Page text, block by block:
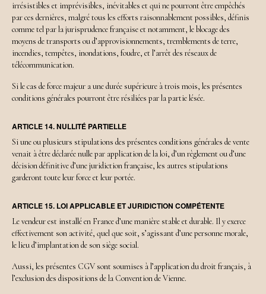
irrésistibles et imprévisibles, inévitables et qui ne pourront être empêchés
par ces dernières, malgré tous les efforts raisonnablement possibles, définis
comme tel par la jurisprudence française et notamment, le blocage des
moyens de transports ou d’approvisionnements, tremblements de terre,
incendies, tempêtes, inondations, foudre, et l’arrêt des réseaux de
télécommunication.
Si le cas de force majeur a une durée supérieure à trois mois, les présentes
conditions générales pourront être résiliées par la partie lésée.
ARTICLE 14. NULLITÉ PARTIELLE
Si une ou plusieurs stipulations des présentes conditions générales de vente
venait à être déclarée nulle par application de la loi, d’un règlement ou d’une
décision définitive d’une juridiction française, les autres stipulations
garderont toute leur force et leur portée.
ARTICLE 15. LOI APPLICABLE ET JURIDICTION COMPÉTENTE
Le vendeur est installé en France d’une manière stable et durable. Il y exerce
effectivement son activité, quel que soit, s’agissant d’une personne morale,
le lieu d’implantation de son siège social.
Aussi, les présentes CGV sont soumises à l’application du droit français, à
l’exclusion des dispositions de la Convention de Vienne.